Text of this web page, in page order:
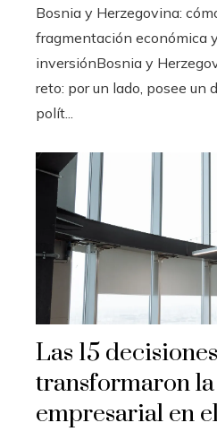
Bosnia y Herzegovina:
fragmentación económica
inversiónBosnia y
reto: por un lado, posee un
polít...
Las 15
transformaron
empresarial en